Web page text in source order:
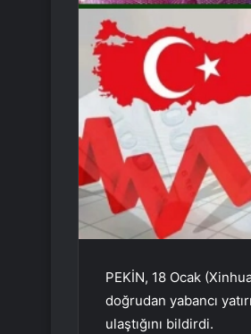
PEKİN, 18 Ocak
doğrudan yabancı
ulaştığını bildirdi.